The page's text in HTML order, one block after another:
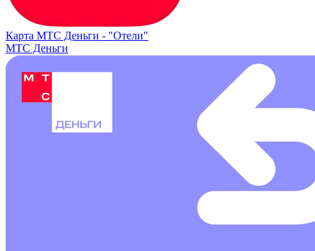
Карта МТС Деньги - "Отели"
МТС Деньги